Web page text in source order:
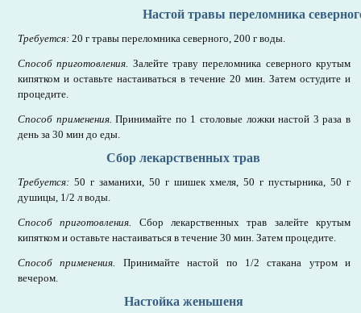
Настой травы переломника
Требуется: 20 г травы переломника северного, 200 г воды.
Способ приготовления. Залейте траву переломника северного крутым
кипятком и оставьте настаиваться в течение 20 мин. Затем остудите и
процедите.
Способ применения.Принимайте по 1 столовые ложки настой 3 раза в
день за 30 мин до еды.
Сбор лекарственных трав
Требуется: 50 г заманихи, 50 г шишек хмеля, 50 г пустырника, 50 г
душицы, 1/2 л воды.
Способ приготовления. Сбор лекарственных трав залейте крутым
кипятком и оставьте настаиваться в течение 30 мин. Затем процедите.
Способ применения. Принимайте настой по 1/2 стакана утром и
вечером.
Настойка женьшеня